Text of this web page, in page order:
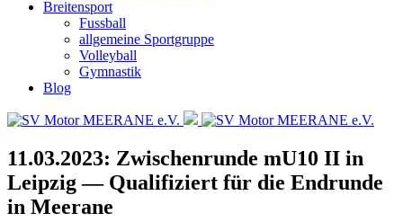
Breitensport
Fussball
allgemeine Sportgruppe
Volleyball
Gymnastik
Blog
11.03.2023: Zwischenrunde mU10 II in
Leipzig — Qualifiziert für die Endrunde
in Meerane